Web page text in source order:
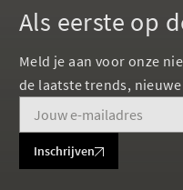
Als eerste op
Meld je aan voor onze
de laatste trends,
Inschrijven